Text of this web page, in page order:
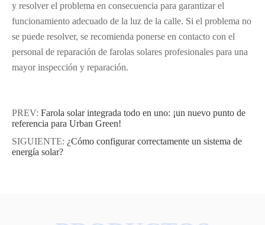
y resolver el problema en consecuencia para garantizar el
funcionamiento adecuado de la luz de la calle. Si el problema no
se puede resolver, se recomienda ponerse en contacto con el
personal de reparación de farolas solares profesionales para una
mayor inspección y reparación.
PREV: Farola solar integrada todo en uno: ¡un nuevo punto de
referencia para Urban Green!
SIGUIENTE: ¿Cómo configurar correctamente un sistema de
energía solar?